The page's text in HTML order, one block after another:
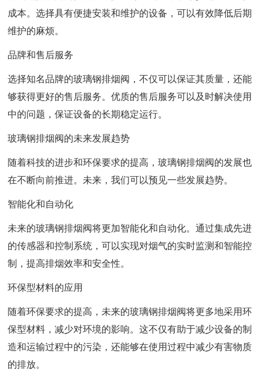
成本。选择具有便捷安装和维护的设备，可以有效降低后期
维护的麻烦。
品牌和售后服务
选择知名品牌的玻璃钢排烟阀，不仅可以保证其质量，还能
够获得更好的售后服务。优质的售后服务可以及时解决使用
中的问题，保证设备的长期稳定运行。
玻璃钢排烟阀的未来发展趋势
随着科技的进步和环保要求的提高，玻璃钢排烟阀的发展也
在不断向前推进。未来，我们可以预见一些发展趋势。
智能化和自动化
未来的玻璃钢排烟阀将更加智能化和自动化。通过集成先进
的传感器和控制系统，可以实现对烟气的实时监测和智能控
制，提高排烟效率和安全性。
环保型材料的应用
随着环保要求的提高，未来的玻璃钢排烟阀将更多地采用环
保型材料，减少对环境的影响。这不仅有助于减少设备的制
造和运输过程中的污染，还能够在使用过程中减少有害物质
的排放。